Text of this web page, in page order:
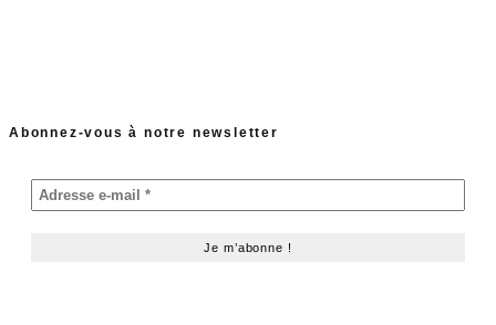
Abonnez-vous à notre newsletter